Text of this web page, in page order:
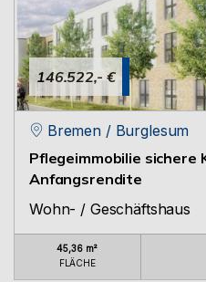
146.522,- €
Bremen / Burglesum
Pflegeimmobilie sichere
Anfangsrendite
Wohn- / Geschäftshaus
45,36 m²
FLÄCHE